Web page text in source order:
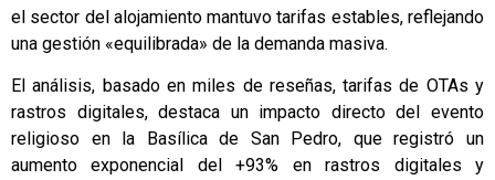
el sector del alojamiento mantuvo tarifas estables, reflejando
una gestión «equilibrada» de la demanda masiva.
El análisis, basado en miles de reseñas, tarifas de OTAs y
rastros digitales, destaca un impacto directo del evento
religioso en la Basílica de San Pedro, que registró un
aumento exponencial del +93% en rastros digitales y